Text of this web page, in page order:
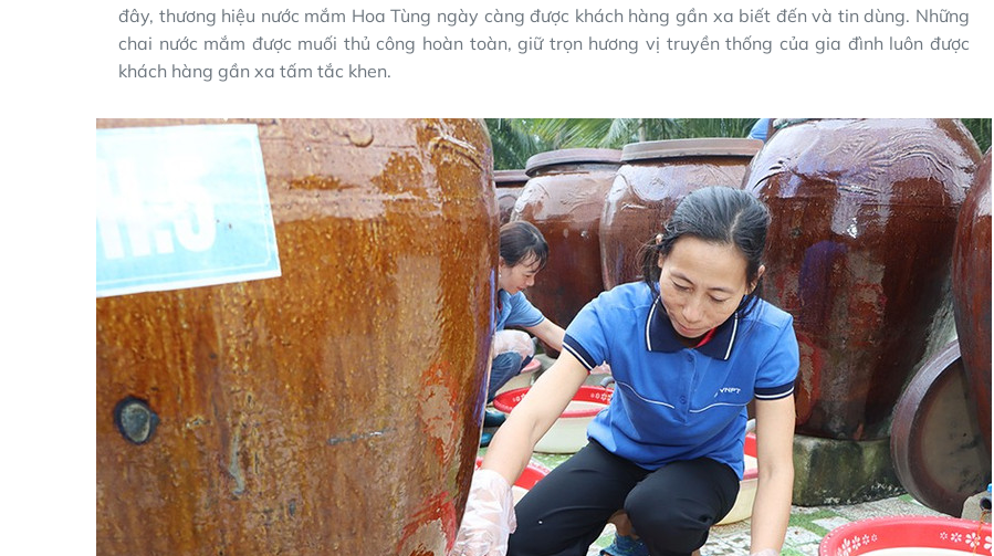
đây, thương hiệu nước mắm Hoa Tùng ngày càng được khách hàng gần xa biết đến và tin dùng. Những
chai nước mắm được muối thủ công hoàn toàn, giữ trọn hương vị truyền thống của gia đình luôn được
khách hàng gần xa tấm tắc khen.